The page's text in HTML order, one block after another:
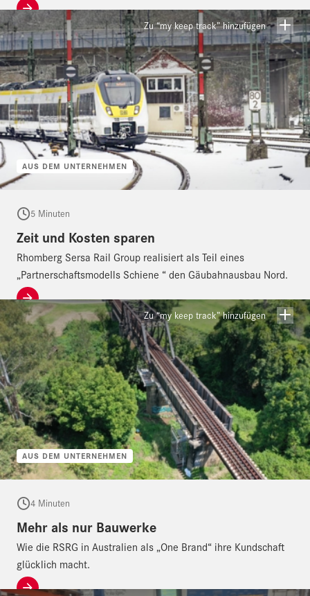
AUS DEM UNTERNEHMEN
Zu “my keep track” hinzufügen
5 Minuten
Zeit und Kosten sparen
Rhomberg Sersa Rail Group realisiert als Teil eines
„Partnerschaftsmodells Schiene “ den Gäubahnausbau Nord.
AUS DEM UNTERNEHMEN
Zu “my keep track” hinzufügen
4 Minuten
Mehr als nur Bauwerke
Wie die RSRG in Australien als „One Brand“ ihre Kundschaft
glücklich macht.